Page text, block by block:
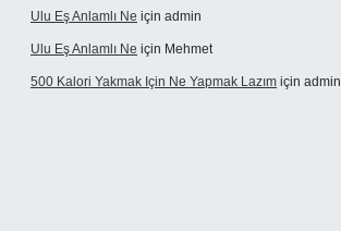
Ulu Eş Anlamlı Ne için admin
Ulu Eş Anlamlı Ne için Mehmet
500 Kalori Yakmak Için Ne Yapmak Lazım için admin